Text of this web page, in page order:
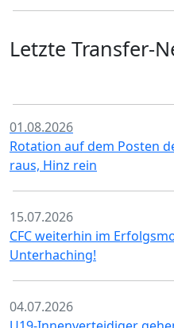
Letzte Transfer-
01.08.2026
Rotation auf dem Posten
raus, Hinz rein
15.07.2026
CFC weiterhin im
Unterhaching!
04.07.2026